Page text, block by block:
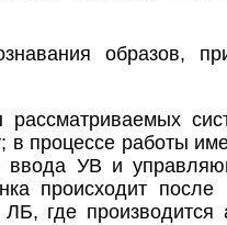
образов,
в процессе работы
ввода УВ и
происходит
где